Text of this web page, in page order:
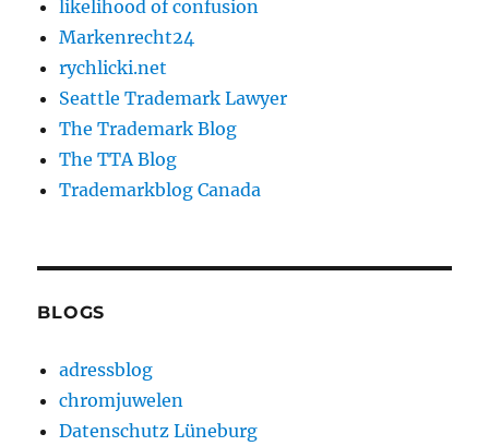
likelihood of confusion
Markenrecht24
rychlicki.net
Seattle Trademark Lawyer
The Trademark Blog
The TTA Blog
Trademarkblog Canada
BLOGS
adressblog
chromjuwelen
Datenschutz Lüneburg